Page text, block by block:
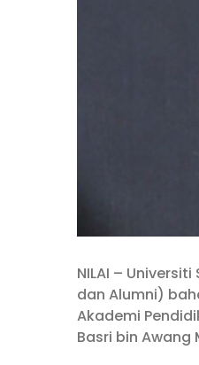
NILAI –
dan Alumni)
Akademi
Basri bin Awang